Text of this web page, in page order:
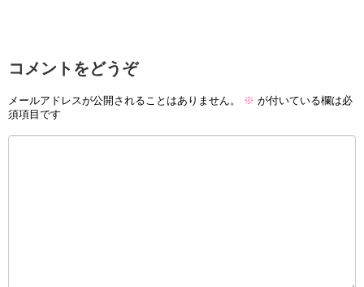
コメントをどうぞ
メールアドレスが公開されることはありません。 ※ が付いている欄は必
須項目です